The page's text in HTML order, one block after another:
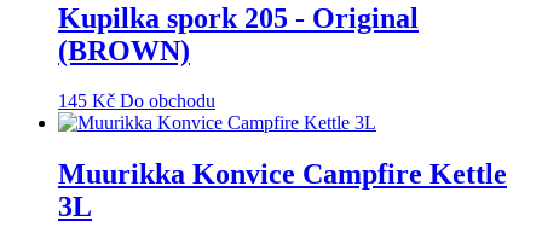
Kupilka spork 205 - Original
(BROWN)
145 Kč Do obchodu
Muurikka Konvice Campfire Kettle
3L